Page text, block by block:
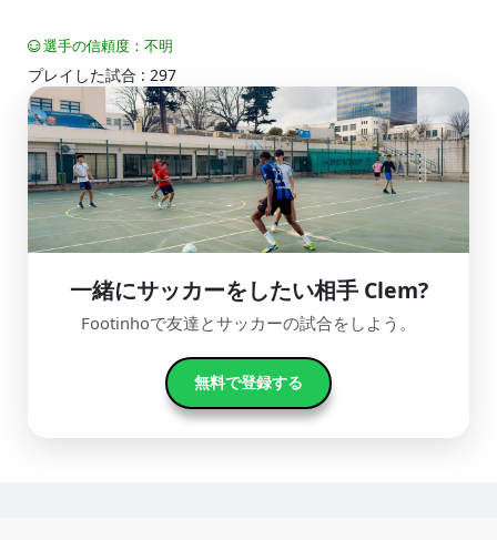
選手の信頼度：不明
プレイした試合 : 297
一緒にサッカーをしたい相手 Clem?
Footinhoで友達とサッカーの試合をしよう。
無料で登録する